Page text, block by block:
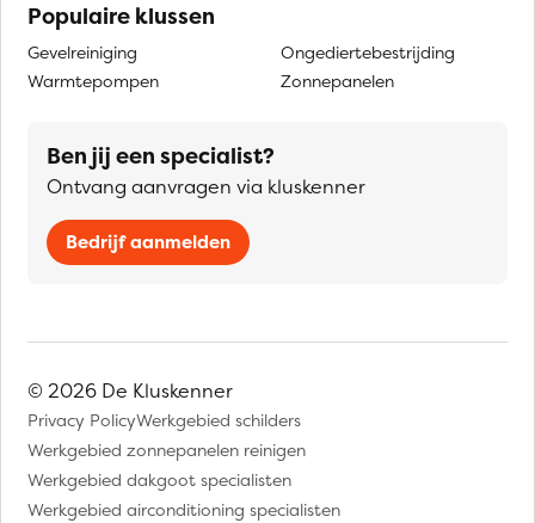
Populaire klussen
Gevelreiniging
Warmtepompen
Ongediertebestrijding
Zonnepanelen
Ben jij een specialist?
Ontvang aanvragen via kluskenner
Bedrijf aanmelden
© 2026 De Kluskenner
Privacy PolicyWerkgebied schilders
Werkgebied zonnepanelen reinigen
Werkgebied dakgoot specialisten
Werkgebied airconditioning specialisten